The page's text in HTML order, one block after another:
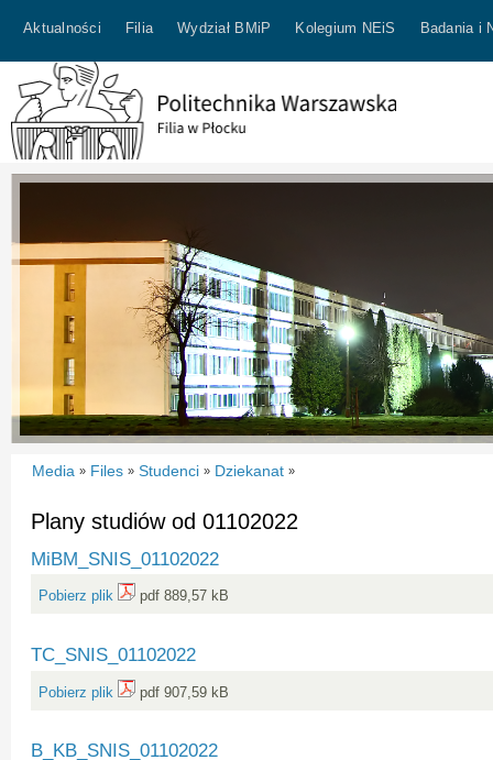
Aktualności Filia Wydział BMiP Kolegium NEiS Badania i
Media » Files » Studenci » Dziekanat »
Plany studiów od 01102022
MiBM_SNIS_01102022
Pobierz plik pdf 889,57 kB
TC_SNIS_01102022
Pobierz plik pdf 907,59 kB
B_KB_SNIS_01102022